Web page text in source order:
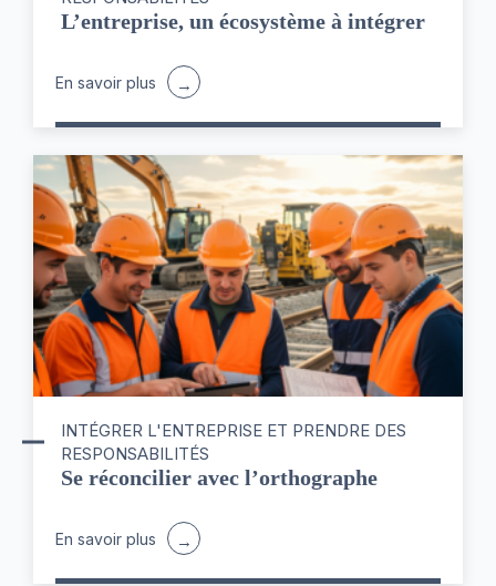
L’entreprise, un écosystème à intégrer
En savoir plus
INTÉGRER L'ENTREPRISE ET PRENDRE DES
RESPONSABILITÉS
Se réconcilier avec l’orthographe
En savoir plus